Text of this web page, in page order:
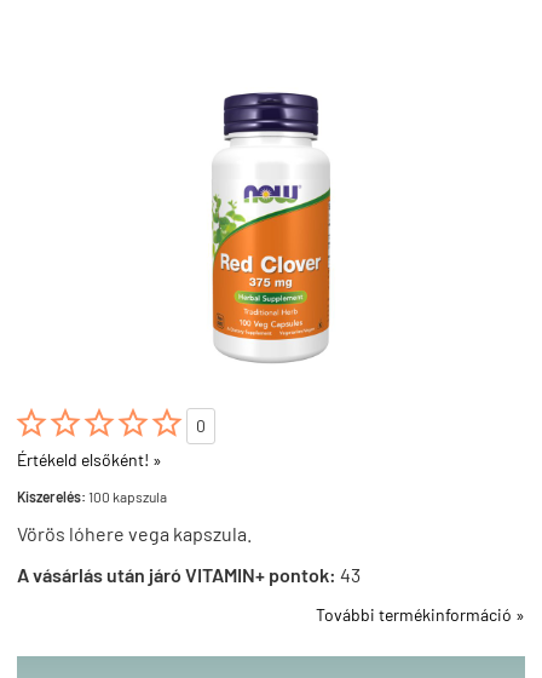

0
Értékeld elsőként! »
Kiszerelés: 100 kapszula
Vörös lóhere vega kapszula.
A vásárlás után járó VITAMIN+ pontok: 43
További termékinformáció »